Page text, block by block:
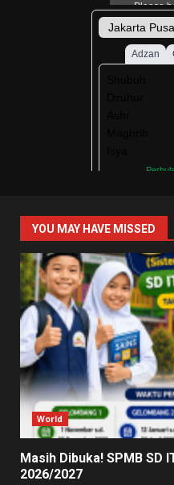
YOU MAY HAVE MISSED
World
Masih Dibuka! SPMB SD
2026/2027